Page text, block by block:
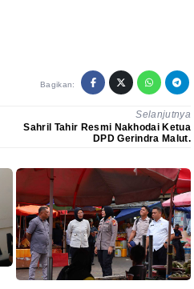
Bagikan:
Selanjutnya
Sahril Tahir Resmi Nakhodai Ketua
DPD Gerindra Malut.